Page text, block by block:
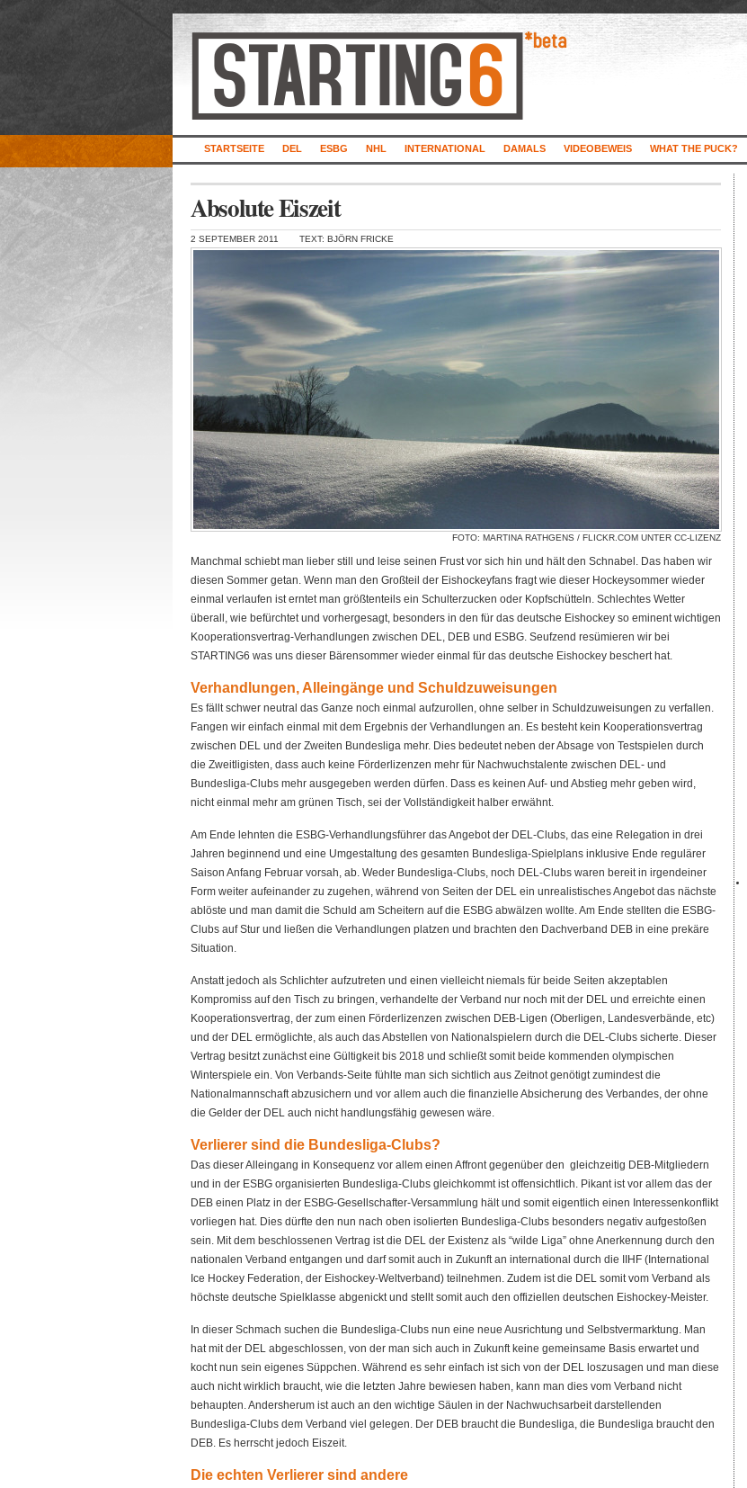
STARTSEITE DEL ESBG NHL INTERNATIONAL DAMALS VIDEOBEWEIS WHAT THE PUCK?
Absolute Eiszeit
2 SEPTEMBER 2011 TEXT: BJÖRN FRICKE
FOTO: MARTINA RATHGENS / FLICKR.COM UNTER CC-LIZENZ
Manchmal schiebt man lieber still und leise seinen Frust vor sich hin und hält den Schnabel. Das haben wir
diesen Sommer getan. Wenn man den Großteil der Eishockeyfans fragt wie dieser Hockeysommer wieder
einmal verlaufen ist erntet man größtenteils ein Schulterzucken oder Kopfschütteln. Schlechtes Wetter
überall, wie befürchtet und vorhergesagt, besonders in den für das deutsche Eishockey so eminent wichtigen
Kooperationsvertrag-Verhandlungen zwischen DEL, DEB und ESBG. Seufzend resümieren wir bei
STARTING6 was uns dieser Bärensommer wieder einmal für das deutsche Eishockey beschert hat.
Verhandlungen, Alleingänge und Schuldzuweisungen
Es fällt schwer neutral das Ganze noch einmal aufzurollen, ohne selber in Schuldzuweisungen zu verfallen.
Fangen wir einfach einmal mit dem Ergebnis der Verhandlungen an. Es besteht kein Kooperationsvertrag
zwischen DEL und der Zweiten Bundesliga mehr. Dies bedeutet neben der Absage von Testspielen durch
die Zweitligisten, dass auch keine Förderlizenzen mehr für Nachwuchstalente zwischen DEL- und
Bundesliga-Clubs mehr ausgegeben werden dürfen. Dass es keinen Auf- und Abstieg mehr geben wird,
nicht einmal mehr am grünen Tisch, sei der Vollständigkeit halber erwähnt.
Am Ende lehnten die ESBG-Verhandlungsführer das Angebot der DEL-Clubs, das eine Relegation in drei
Jahren beginnend und eine Umgestaltung des gesamten Bundesliga-Spielplans inklusive Ende regulärer
Saison Anfang Februar vorsah, ab. Weder Bundesliga-Clubs, noch DEL-Clubs waren bereit in irgendeiner
Form weiter aufeinander zu zugehen, während von Seiten der DEL ein unrealistisches Angebot das nächste
ablöste und man damit die Schuld am Scheitern auf die ESBG abwälzen wollte. Am Ende stellten die ESBG-
Clubs auf Stur und ließen die Verhandlungen platzen und brachten den Dachverband DEB in eine prekäre
Situation.
Anstatt jedoch als Schlichter aufzutreten und einen vielleicht niemals für beide Seiten akzeptablen
Kompromiss auf den Tisch zu bringen, verhandelte der Verband nur noch mit der DEL und erreichte einen
Kooperationsvertrag, der zum einen Förderlizenzen zwischen DEB-Ligen (Oberligen, Landesverbände, etc)
und der DEL ermöglichte, als auch das Abstellen von Nationalspielern durch die DEL-Clubs sicherte. Dieser
Vertrag besitzt zunächst eine Gültigkeit bis 2018 und schließt somit beide kommenden olympischen
Winterspiele ein. Von Verbands-Seite fühlte man sich sichtlich aus Zeitnot genötigt zumindest die
Nationalmannschaft abzusichern und vor allem auch die finanzielle Absicherung des Verbandes, der ohne
die Gelder der DEL auch nicht handlungsfähig gewesen wäre.
Verlierer sind die Bundesliga-Clubs?
Das dieser Alleingang in Konsequenz vor allem einen Affront gegenüber den gleichzeitig DEB-Mitgliedern
und in der ESBG organisierten Bundesliga-Clubs gleichkommt ist offensichtlich. Pikant ist vor allem das der
DEB einen Platz in der ESBG-Gesellschafter-Versammlung hält und somit eigentlich einen Interessenkonflikt
vorliegen hat. Dies dürfte den nun nach oben isolierten Bundesliga-Clubs besonders negativ aufgestoßen
sein. Mit dem beschlossenen Vertrag ist die DEL der Existenz als “wilde Liga” ohne Anerkennung durch den
nationalen Verband entgangen und darf somit auch in Zukunft an international durch die IIHF (International
Ice Hockey Federation, der Eishockey-Weltverband) teilnehmen. Zudem ist die DEL somit vom Verband als
höchste deutsche Spielklasse abgenickt und stellt somit auch den offiziellen deutschen Eishockey-Meister.
In dieser Schmach suchen die Bundesliga-Clubs nun eine neue Ausrichtung und Selbstvermarktung. Man
hat mit der DEL abgeschlossen, von der man sich auch in Zukunft keine gemeinsame Basis erwartet und
kocht nun sein eigenes Süppchen. Während es sehr einfach ist sich von der DEL loszusagen und man diese
auch nicht wirklich braucht, wie die letzten Jahre bewiesen haben, kann man dies vom Verband nicht
behaupten. Andersherum ist auch an den wichtige Säulen in der Nachwuchsarbeit darstellenden
Bundesliga-Clubs dem Verband viel gelegen. Der DEB braucht die Bundesliga, die Bundesliga braucht den
DEB. Es herrscht jedoch Eiszeit.
Die echten Verlierer sind andere